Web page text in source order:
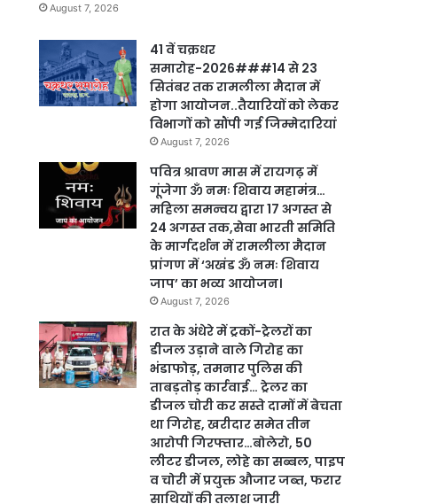
August 7, 2026
41 वें चक्रधर
समारोह-2026###14 से 23
सितंबर तक रामलीला मैदान में
होगा आयोजन..तैयारियों को लेकर
विभागों को सौंपी गई जिम्मेदारियां
August 7, 2026
पवित्र श्रावण मास में रायगढ़ में
गूंजेगा ॐ नमः शिवाय महामंत्र…
महिला समन्वय द्वारा 17 अगस्त से
24 अगस्त तक,सेवा भारती समिति
के मार्गदर्शन में रामलीला मैदान
प्रांगण में ‘अखंड ॐ नमः शिवाय
जाप’ का भव्य आयोजन।
August 7, 2026
रात के अंधेरे में ट्रकों-ट्रेलरों का
डीजल उड़ाने वाले गिरोह का
भंडाफोड़, तमनार पुलिस की
ताबड़तोड़ कार्रवाई… ट्रेलर का
डीजल चोरी कर सस्ते दामों में बेचता
था गिरोह, खरीदार समेत तीन
आरोपी गिरफ्तार…बोलेरो, 50
लीटर डीजल, लोहे का सब्बल, पाइप
व चोरी में प्रयुक्त औजार जब्त, फरार
साथियों की तलाश जारी